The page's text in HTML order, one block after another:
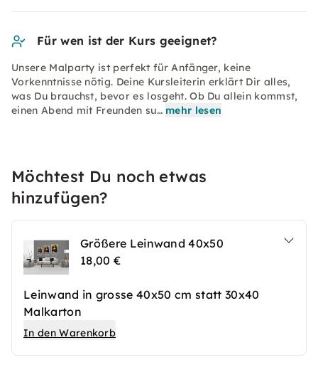
Für wen ist der Kurs geeignet?
Unsere Malparty ist perfekt für Anfänger, keine
Vorkenntnisse nötig. Deine Kursleiterin erklärt Dir alles,
was Du brauchst, bevor es losgeht. Ob Du allein kommst,
einen Abend mit Freunden su… mehr lesen
Möchtest Du noch etwas
hinzufügen?
Größere Leinwand 40x50
18,00 €
Leinwand in grosse 40x50 cm statt 30x40
Malkarton
In den Warenkorb